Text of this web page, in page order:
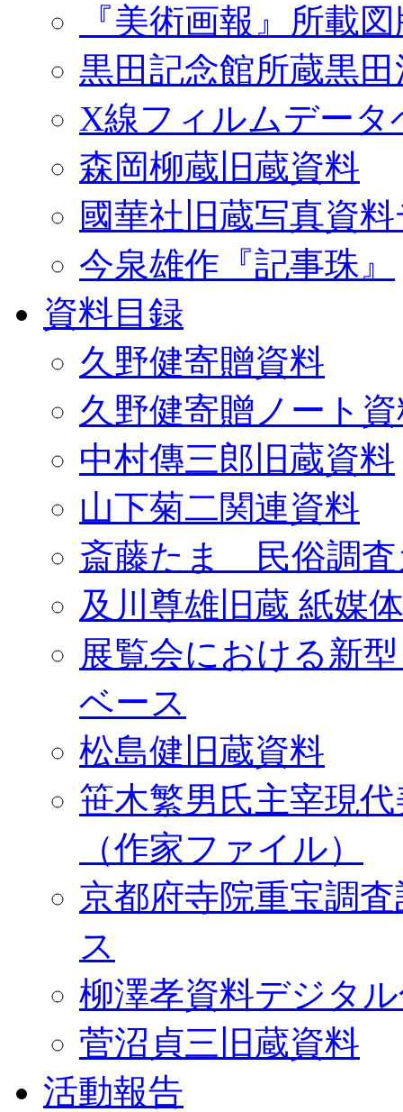
『美術画報』所載
黒田記念館所蔵黒
X線フィルムデータ
森岡柳蔵旧蔵資料
國華社旧蔵写真資
今泉雄作『記事珠』
資料目録
久野健寄贈資料
久野健寄贈ノート
中村傳三郎旧蔵資料
山下菊二関連資料
斎藤たま 民俗調査
及川尊雄旧蔵 紙媒
展覧会における新
ベース
松島健旧蔵資料
笹木繁男氏主宰現
（作家ファイル）
京都府寺院重宝調
ス
柳澤孝資料デジタ
菅沼貞三旧蔵資料
活動報告